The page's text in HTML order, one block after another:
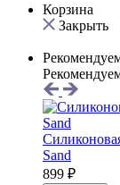
Корзина
Закрыть
Sand
899 ₽